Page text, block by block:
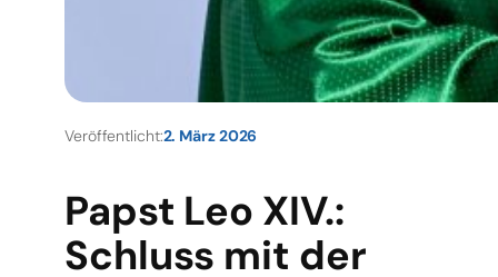
Veröffentlicht:2. März 2026
Papst Leo XIV.:
Schluss mit der